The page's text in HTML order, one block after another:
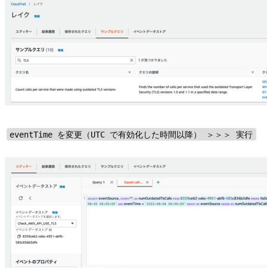
eventTime を変更（UTC で有効化した時間以降） ＞＞＞ 実行